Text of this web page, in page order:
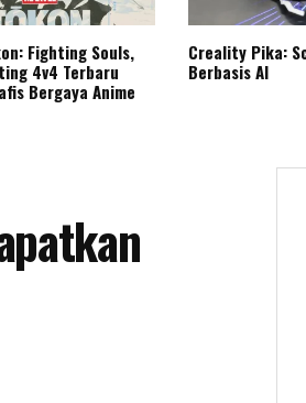
Fighting Souls,
4v4 Terbaru
Bergaya Anime
Creality Pika:
Berbasis AI